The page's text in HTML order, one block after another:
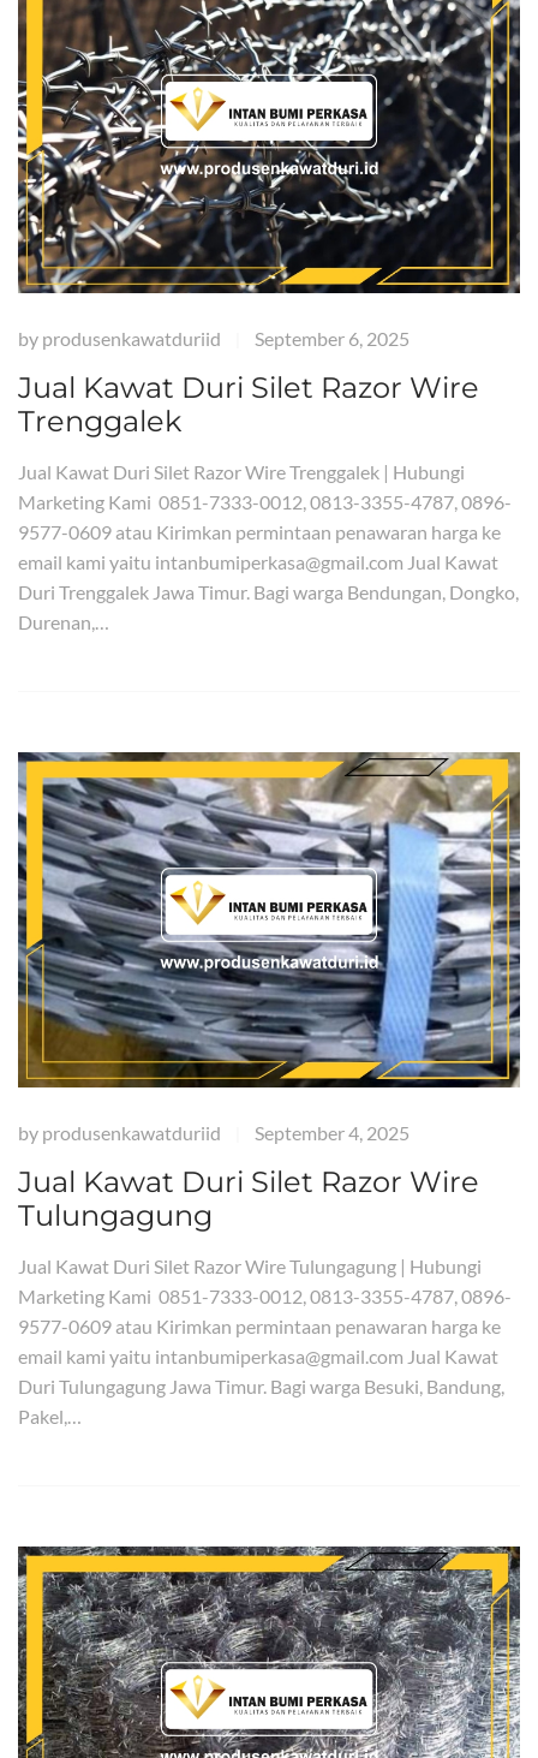
by produsenkawatduriid September 6, 2025
Jual Kawat Duri Silet Razor Wire
Trenggalek
Jual Kawat Duri Silet Razor Wire Trenggalek | Hubungi
Marketing Kami 0851-7333-0012, 0813-3355-4787, 0896-
9577-0609 atau Kirimkan permintaan penawaran harga ke
email kami yaitu intanbumiperkasa@gmail.com Jual Kawat
Duri Trenggalek Jawa Timur. Bagi warga Bendungan, Dongko,
Durenan,…
by produsenkawatduriid September 4, 2025
Jual Kawat Duri Silet Razor Wire
Tulungagung
Jual Kawat Duri Silet Razor Wire Tulungagung | Hubungi
Marketing Kami 0851-7333-0012, 0813-3355-4787, 0896-
9577-0609 atau Kirimkan permintaan penawaran harga ke
email kami yaitu intanbumiperkasa@gmail.com Jual Kawat
Duri Tulungagung Jawa Timur. Bagi warga Besuki, Bandung,
Pakel,…